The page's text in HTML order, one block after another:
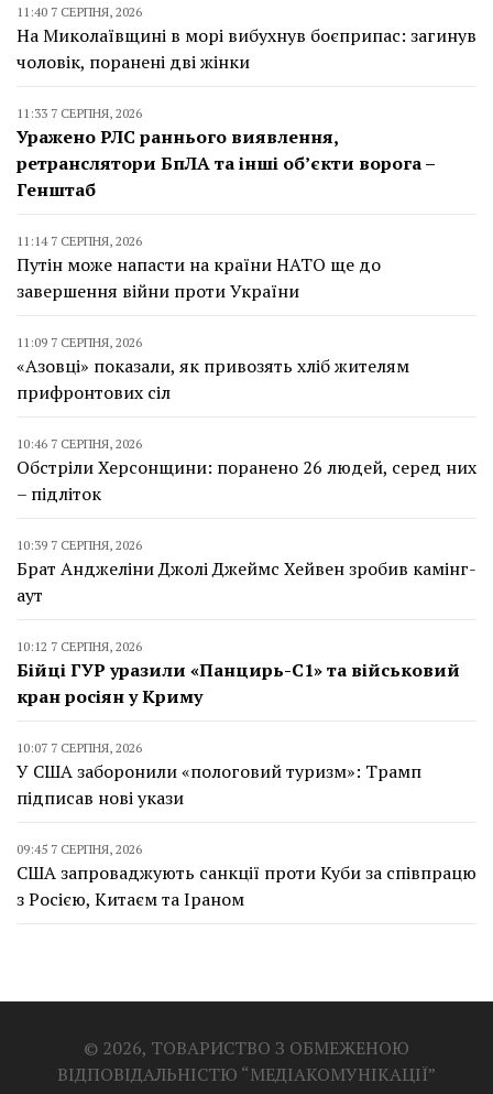
11:40 7 СЕРПНЯ, 2026
На Миколаївщині в морі вибухнув боєприпас: загинув
чоловік, поранені дві жінки
11:33 7 СЕРПНЯ, 2026
Уражено РЛС раннього виявлення,
ретранслятори БпЛА та інші об’єкти ворога –
Генштаб
11:14 7 СЕРПНЯ, 2026
Путін може напасти на країни НАТО ще до
завершення війни проти України
11:09 7 СЕРПНЯ, 2026
«Азовці» показали, як привозять хліб жителям
прифронтових сіл
10:46 7 СЕРПНЯ, 2026
Обстріли Херсонщини: поранено 26 людей, серед них
– підліток
10:39 7 СЕРПНЯ, 2026
Брат Анджеліни Джолі Джеймс Хейвен зробив камінг-
аут
10:12 7 СЕРПНЯ, 2026
Бійці ГУР уразили «Панцирь-С1» та військовий
кран росіян у Криму
10:07 7 СЕРПНЯ, 2026
У США заборонили «пологовий туризм»: Трамп
підписав нові укази
09:45 7 СЕРПНЯ, 2026
США запроваджують санкції проти Куби за співпрацю
з Росією, Китаєм та Іраном
© 2026, ТОВАРИСТВО З ОБМЕЖЕНОЮ
ВІДПОВІДАЛЬНІСТЮ “МЕДІАКОМУНІКАЦІЇ”